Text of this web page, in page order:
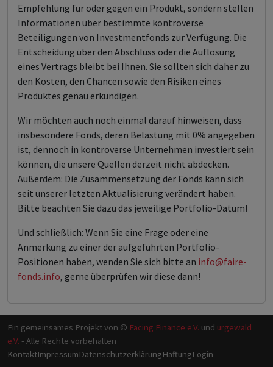
Empfehlung für oder gegen ein Produkt, sondern stellen
Informationen über bestimmte kontroverse
Beteiligungen von Investmentfonds zur Verfügung. Die
Entscheidung über den Abschluss oder die Auflösung
eines Vertrags bleibt bei Ihnen. Sie sollten sich daher zu
den Kosten, den Chancen sowie den Risiken eines
Produktes genau erkundigen.
Wir möchten auch noch einmal darauf hinweisen, dass
insbesondere Fonds, deren Belastung mit 0% angegeben
ist, dennoch in kontroverse Unternehmen investiert sein
können, die unsere Quellen derzeit nicht abdecken.
Außerdem: Die Zusammensetzung der Fonds kann sich
seit unserer letzten Aktualisierung verändert haben.
Bitte beachten Sie dazu das jeweilige Portfolio-Datum!
Und schließlich: Wenn Sie eine Frage oder eine
Anmerkung zu einer der aufgeführten Portfolio-
Positionen haben, wenden Sie sich bitte an info@faire-
fonds.info, gerne überprüfen wir diese dann!
Ein gemeinsames Projekt von © Facing Finance e.V. und urgewald
e.V. - Alle Rechte vorbehalten
KontaktImpressumDatenschutzerklärungHaftungLogin